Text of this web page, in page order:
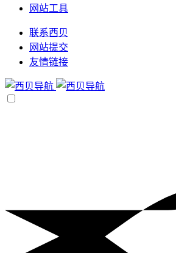
网站工具
联系西贝
网站提交
友情链接